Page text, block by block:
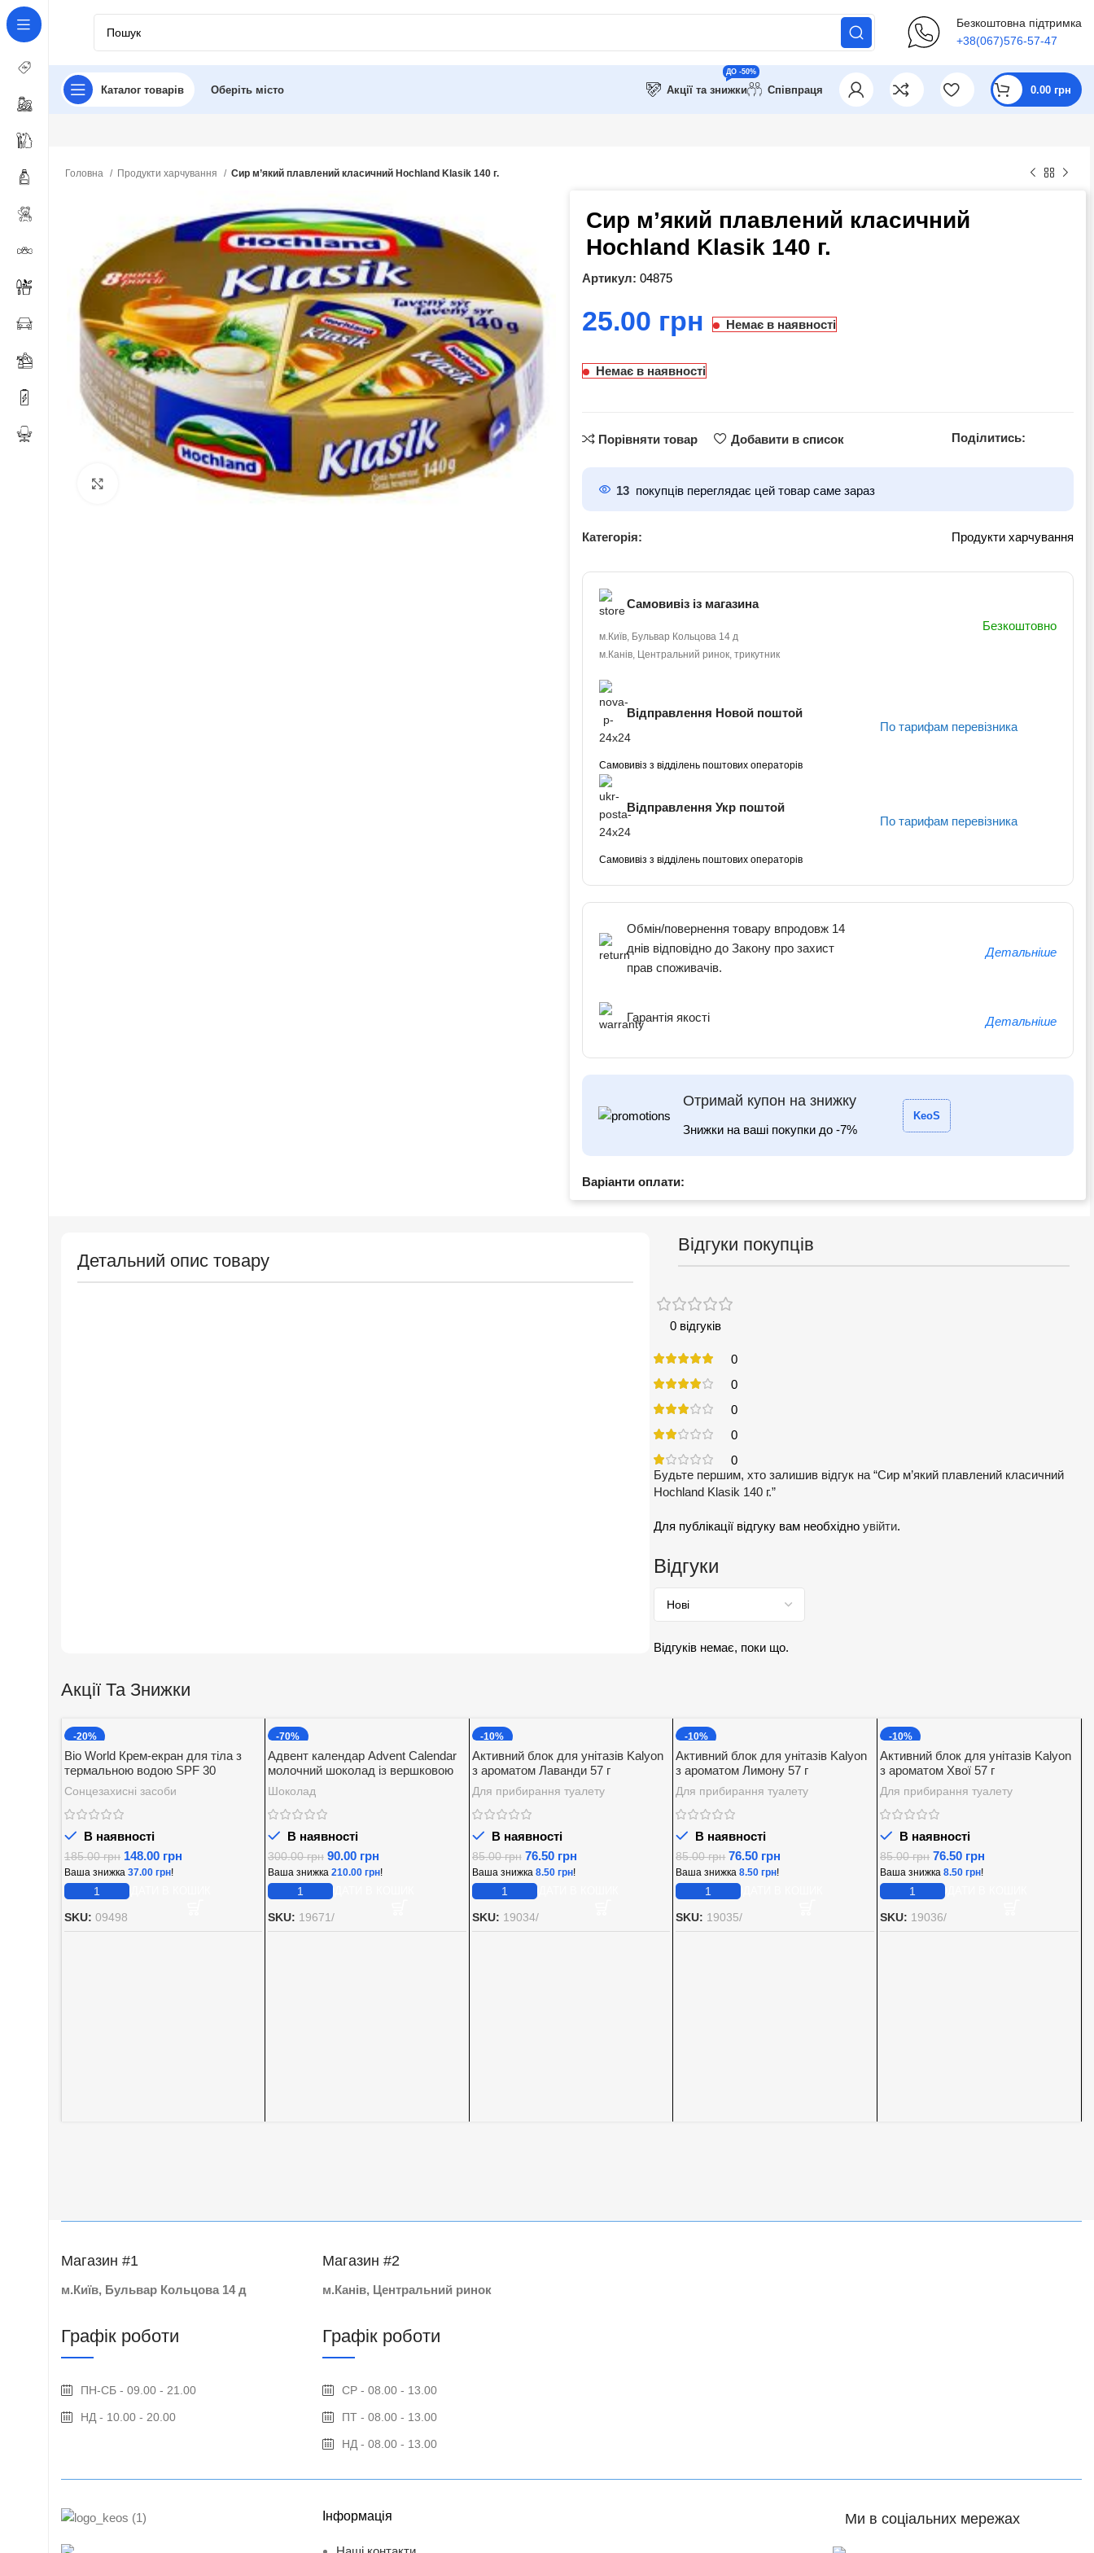
Безкоштовна підтримка
+38(067)576-57-47
Каталог товарів Оберіть місто Акції та знижки
ДО -50%
Співпраця 0.00 грн
Головна Продукти харчування Сир м’який плавлений класичний Hochland Klasik 140 г.
Сир м’який плавлений класичний
Hochland Klasik 140 г.
Артикул: 04875
грн Немає в наявності
Немає в наявності
Порівняти товар Добавити в список Поділитись:
13 покупців переглядає цей товар саме зараз
Категорія: Продукти харчування
Самовивіз із магазина
м.Київ, Бульвар Кольцова 14 д
м.Канів, Центральний ринок, трикутник
Безкоштовно
Відправлення Новой поштой
Самовивіз з відділень поштових операторів
По тарифам перевізника
Відправлення Укр поштой
Самовивіз з відділень поштових операторів
По тарифам перевізника
Обмін/повернення товару впродовж 14
днів відповідно до Закону про захист
прав споживачів.
Детальніше
Гарантія якості Детальніше
Отримай купон на знижку
Знижки на ваші покупки до -7%
KeoS
Варіанти оплати:
Детальний опис товару
Відгуки покупців
0 відгуків
0
0
0
0
0
Відгуки
Відгуків немає, поки що.
Будьте першим, хто залишив відгук на “Сир м’який плавлений класичний
Hochland Klasik 140 г.”
Для публікації відгуку вам необхідноувійти.
Акції Та Знижки
-20%
Bio World Крем-екран для тіла з
термальною водою SPF 30
Сонцезахисні засоби
В наявності
185.00грн 148.00 грн
Ваша знижка 37.00 грн!
SKU: 09498
-70%
Адвент календар Advent Calendar
молочний шоколад із вершковою
начинкою Baron 200 г.
Шоколад
В наявності
300.00грн 90.00 грн
Ваша знижка 210.00 грн!
SKU: 19671/
-10%
Активний блок для унітазів Kalyon
з ароматом Лаванди 57 г
Для прибирання туалету
В наявності
85.00грн 76.50 грн
Ваша знижка 8.50 грн!
SKU: 19034/
-10%
Активний блок для унітазів Kalyon
з ароматом Лимону 57 г
Для прибирання туалету
В наявності
85.00грн 76.50 грн
Ваша знижка8.50грн!
SKU: 19035/
-10%
Активний блок для унітазів Kalyon
з ароматом Хвої 57 г
Для прибирання туалету
В наявності
85.00грн 76.50 грн
Ваша знижка8.50грн!
SKU: 19036/
Магазин #1
м.Київ, Бульвар Кольцова 14 д
Графік роботи
ПН-СБ - 09.00 - 21.00
НД - 10.00 - 20.00
Магазин #2
м.Канів, Центральний ринок
Графік роботи
СР - 08.00 - 13.00
ПТ - 08.00 - 13.00
НД - 08.00 - 13.00
Інформація Ми в соціальних мережах